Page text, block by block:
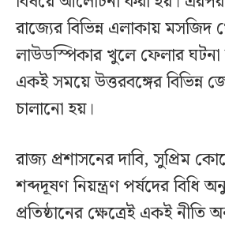
রাজ্যের বিভিন্ন এলাকায় মসজিদ
লাউডস্পিকার খুলে ফেলার
একই সময়ে উত্তরবঙ্গের বিভিন্ন
চালানো হয়।
রাজ্য প্রশাসনের দাবি, সুপ্রিম
শব্দদূষণ নিয়ন্ত্রণ পর্ষদের বিধি
প্রতিষ্ঠানের ক্ষেত্রেই একই নীতি